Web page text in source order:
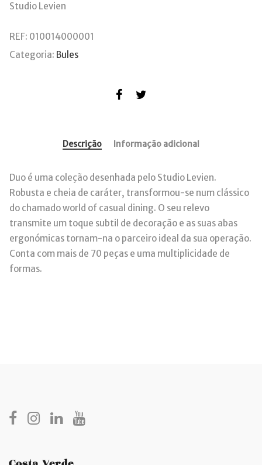
Studio Levien
REF: 010014000001
Categoria: Bules
Descrição Informação adicional
Duo é uma coleção desenhada pelo Studio Levien.
Robusta e cheia de caráter, transformou-se num clássico
do chamado world of casual dining. O seu relevo
transmite um toque subtil de decoração e as suas abas
ergonómicas tornam-na o parceiro ideal da sua operação.
Conta com mais de 70 peças e uma multiplicidade de
formas.
Costa Verde